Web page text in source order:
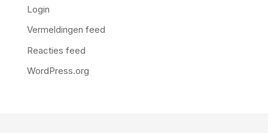
Login
Vermeldingen feed
Reacties feed
WordPress.org